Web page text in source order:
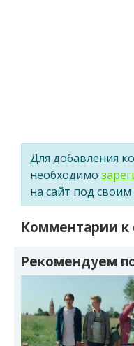
Для добавления
необходимо
на сайт под
Комментарии к
Рекомендуем